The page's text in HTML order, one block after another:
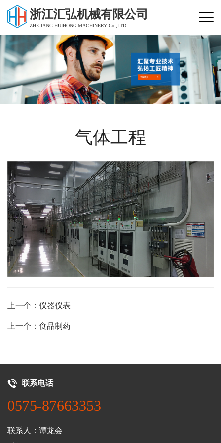
浙江汇弘机械有限公司
ZHEJIANG HUIHONG MACHINERY Co.,LTD.
气体工程
上一个：仪器仪表
上一个：食品制药
联系电话
0575-87663353
联系人：谭龙会